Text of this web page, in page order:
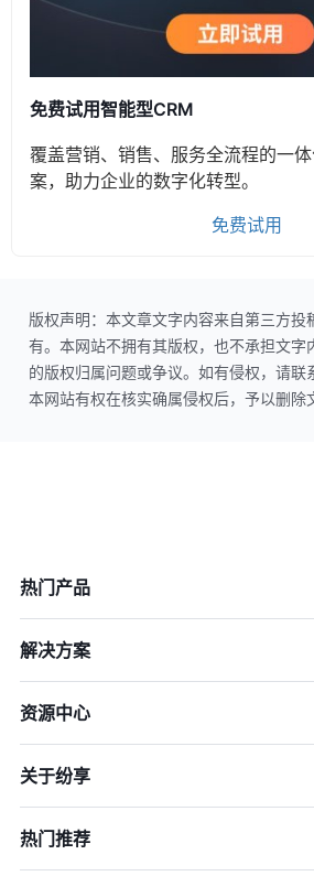
免费试用智能型CRM
覆盖营销、销售、服务全流程的一
案，助力企业的数字化转型。
免费试用
版权声明：本文章文字内容来自第三方投
有。本网站不拥有其版权，也不承担文字
的版权归属问题或争议。如有侵权，请联
本网站有权在核实确属侵权后，予以删除
热门产品
解决方案
资源中心
关于纷享
热门推荐